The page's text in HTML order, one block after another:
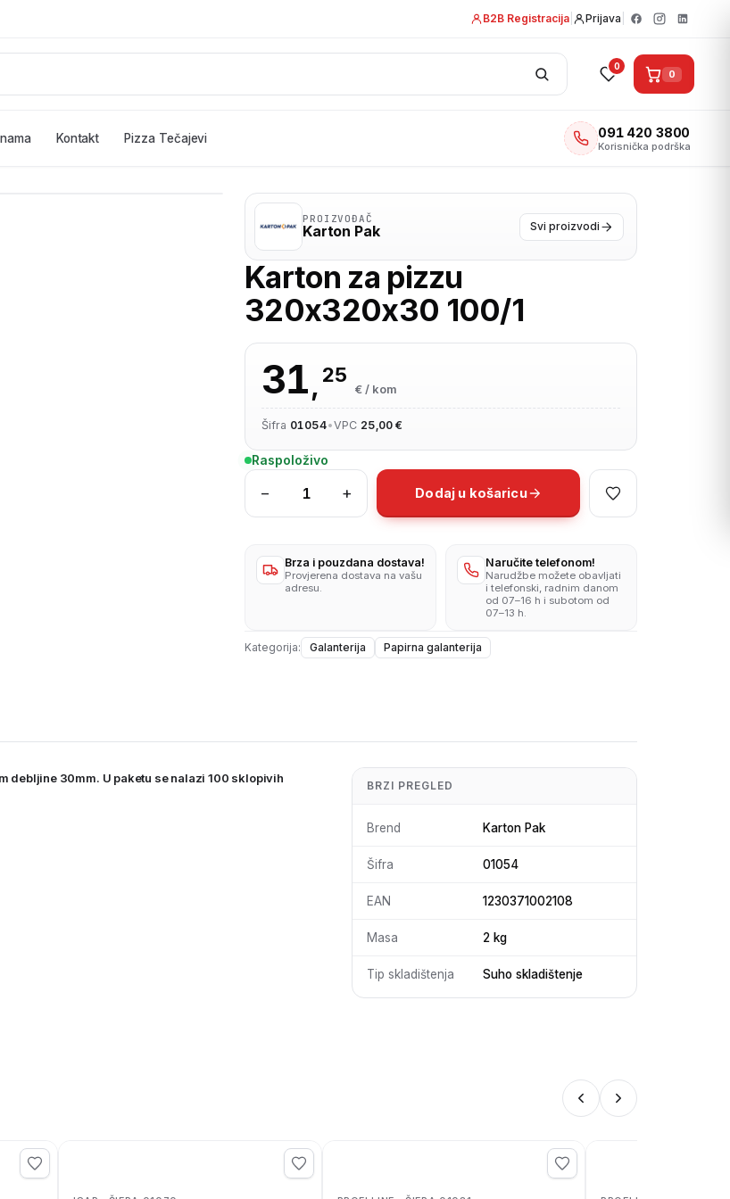
B2B Registracija Prijava
0
0
Kontakt Pizza Tečajevi 091 420 3800
Korisnička podrška
PROIZVOĐAČ
Karton Pak Svi proizvodi
Karton za pizzu
320x320x30 100/1
31, 25
€ / kom
Šifra 01054•VPC 25,00 €
Raspoloživo
−
Karton
za
320x320x30
100/1
+ Dodaj u košaricu
Brza i pouzdana dostava!
Provjerena dostava na vašu
adresu.
Naručite telefonom!
Narudžbe možete obavljati
i telefonski, radnim danom
od 07–16 h i subotom od
07–13 h.
Kategorija: Galanterija Papirna galanterija
debljine 30mm. U paketu se nalazi 100 sklopivih
BRZI PREGLED
Brend Karton Pak
Šifra 01054
EAN 1230371002108
Masa 2 kg
Tip skladištenja Suho skladištenje